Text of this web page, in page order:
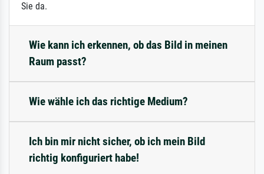
Sie da.
Wie kann ich erkennen, ob das Bild in meinen
Raum passt?
Wie wähle ich das richtige Medium?
Ich bin mir nicht sicher, ob ich mein Bild
richtig konfiguriert habe!